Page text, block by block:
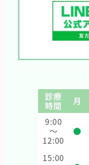
診療
時間 月
9:00
～
12:00
●
15:00